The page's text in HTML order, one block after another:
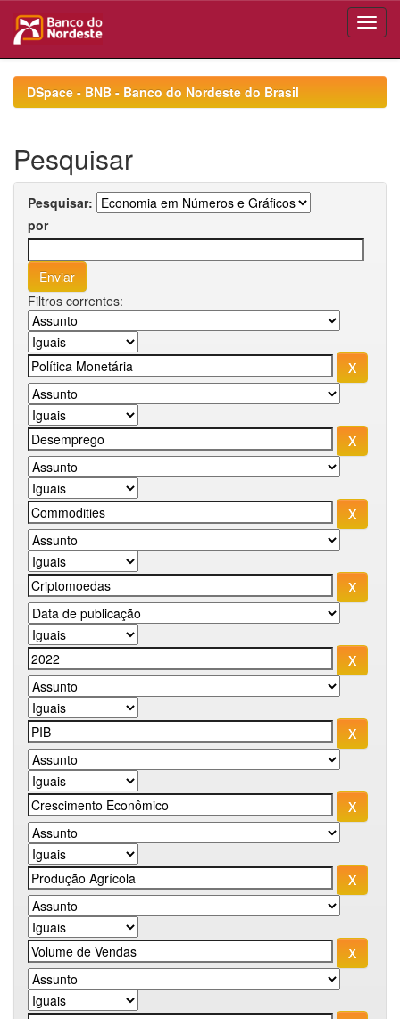
navigationDSpace - BNB - Banco do Nordeste do Brasil
Pesquisar
Pesquisar:
por
Filtros correntes: